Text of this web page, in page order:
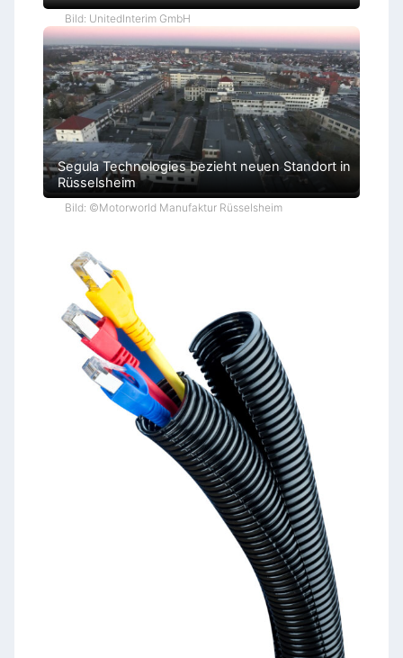
Bild: UnitedInterim GmbH
Segula Technologies bezieht neuen Standort in
Rüsselsheim
Bild: ©Motorworld Manufaktur Rüsselsheim